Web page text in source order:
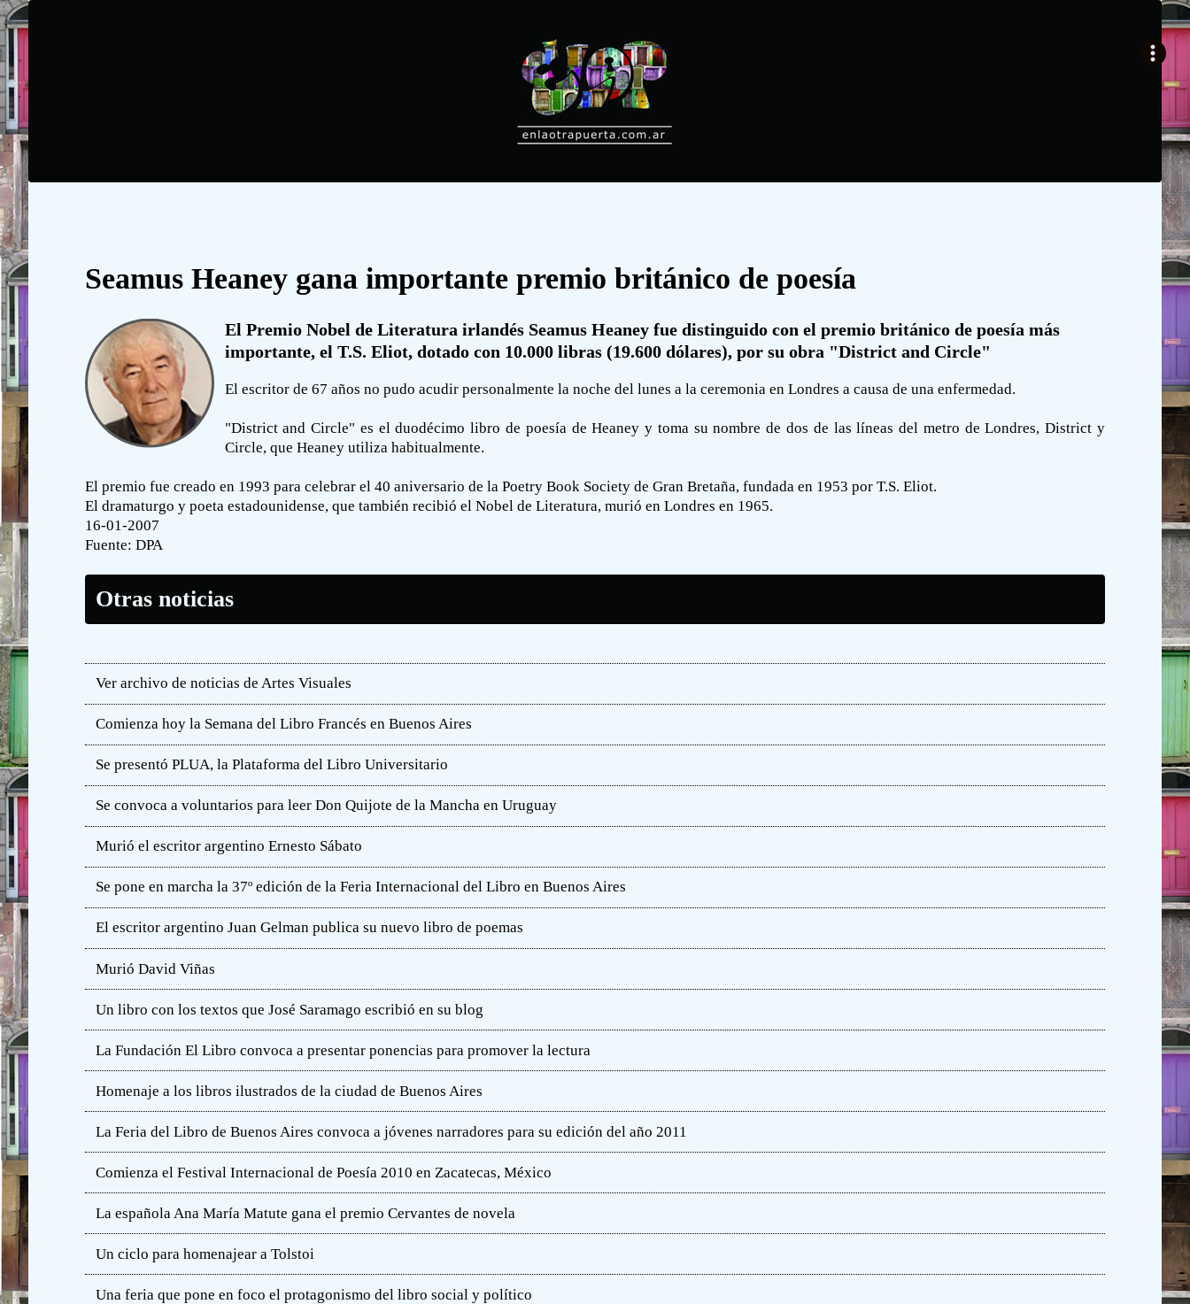
Seamus Heaney gana importante premio británico de poesía
El Premio Nobel de Literatura irlandés Seamus Heaney fue distinguido con el premio británico de poesía más
importante, el T.S. Eliot, dotado con 10.000 libras (19.600 dólares), por su obra "District and Circle"
El escritor de 67 años no pudo acudir personalmente la noche del lunes a la ceremonia en Londres a causa de una enfermedad.
"District and Circle" es el duodécimo libro de poesía de Heaney y toma su nombre de dos de las líneas del metro de Londres, District y
Circle, que Heaney utiliza habitualmente.
El premio fue creado en 1993 para celebrar el 40 aniversario de la Poetry Book Society de Gran Bretaña, fundada en 1953 por T.S. Eliot.
El dramaturgo y poeta estadounidense, que también recibió el Nobel de Literatura, murió en Londres en 1965.
16-01-2007
Fuente: DPA
Otras noticias
Ver archivo de noticias de Artes Visuales
Comienza hoy la Semana del Libro Francés en Buenos Aires
Se presentó PLUA, la Plataforma del Libro Universitario
Se convoca a voluntarios para leer Don Quijote de la Mancha en Uruguay
Murió el escritor argentino Ernesto Sábato
Se pone en marcha la 37º edición de la Feria Internacional del Libro en Buenos Aires
El escritor argentino Juan Gelman publica su nuevo libro de poemas
Murió David Viñas
Un libro con los textos que José Saramago escribió en su blog
La Fundación El Libro convoca a presentar ponencias para promover la lectura
Homenaje a los libros ilustrados de la ciudad de Buenos Aires
La Feria del Libro de Buenos Aires convoca a jóvenes narradores para su edición del año 2011
Comienza el Festival Internacional de Poesía 2010 en Zacatecas, México
La española Ana María Matute gana el premio Cervantes de novela
Un ciclo para homenajear a Tolstoi
Una feria que pone en foco el protagonismo del libro social y político